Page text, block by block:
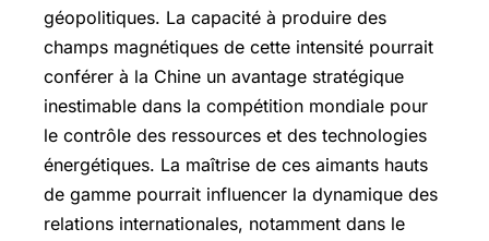
géopolitiques. La capacité à produire des
champs magnétiques de cette intensité pourrait
conférer à la Chine un avantage stratégique
inestimable dans la compétition mondiale pour
le contrôle des ressources et des technologies
énergétiques. La maîtrise de ces aimants hauts
de gamme pourrait influencer la dynamique des
relations internationales, notamment dans le